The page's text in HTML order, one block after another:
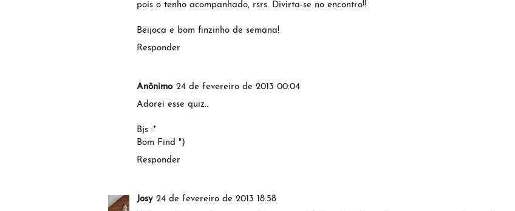
pois o tenho acompanhado, rsrs. Divirta-se no encontro!!
Beijoca e bom finzinho de semana!
Responder
Anônimo 24 de fevereiro de 2013 00:04
Adorei esse quiz..
Bjs :*
Bom Find ")
Responder
Josy 24 de fevereiro de 2013 18:58